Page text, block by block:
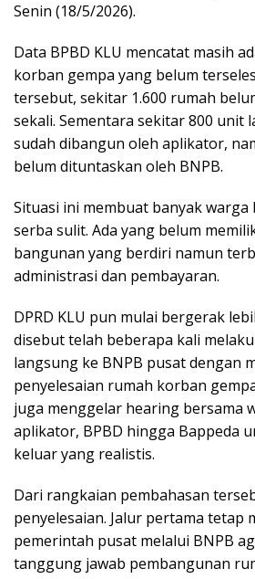
Senin (18/5/2026).
Data BPBD KLU mencatat masih
korban gempa yang belum
tersebut, sekitar 1.600 rumah
sekali. Sementara sekitar 800 unit
sudah dibangun oleh aplikator,
belum dituntaskan oleh BNPB.
Situasi ini membuat banyak warga
serba sulit. Ada yang belum
bangunan yang berdiri namun
administrasi dan pembayaran.
DPRD KLU pun mulai bergerak
disebut telah beberapa kali
langsung ke BNPB pusat dengan
penyelesaian rumah korban
juga menggelar hearing bersama
aplikator, BPBD hingga Bappeda
keluar yang realistis.
Dari rangkaian pembahasan
penyelesaian. Jalur pertama tetap
pemerintah pusat melalui BNPB
tanggung jawab pembangunan